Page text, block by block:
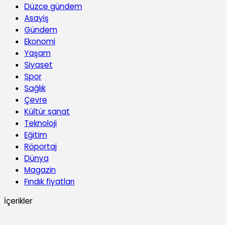
Düzce gündem
Asayiş
Gündem
Ekonomi
Yaşam
Siyaset
Spor
Sağlık
Çevre
Kültür sanat
Teknoloji
Eğitim
Röportaj
Dünya
Magazin
Fındık fiyatları
İçerikler